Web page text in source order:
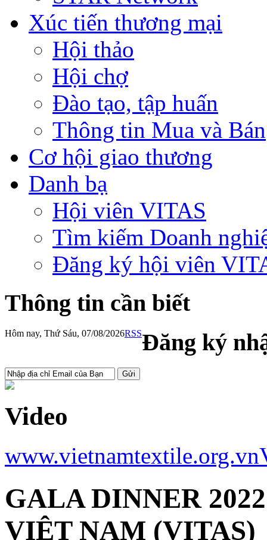
Xúc tiến thương mại
Hội thảo
Hội chợ
Đào tạo, tập huấn
Thông tin Mua và Bán
Cơ hội giao thương
Danh bạ
Hội viên VITAS
Tìm kiếm Doanh
Đăng ký hội viên
Thông tin cần biết
Hôm nay, Thứ Sáu, 07/08/2026RSSĐăng ký
Video
www.vietnamtextile.org.vn
GALA DINNER
VIỆT NAM (VITAS)